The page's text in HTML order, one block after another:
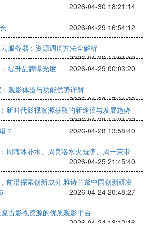
2026-04-30 18:21:14
2026-04-29 16:54:12
服务器：资源调度方法全解析
2026-04-29 17:01:59
提升品牌曝光度
2026-04-29 00:03:20
观影体验与功能优势详解
2026-04-28 17:34:33
新时代影视资源获取的新途径与发展趋势
2026-04-28 17:21:32
？
2026-04-28 13:58:40
周海冰补水、周良洛水火既济、周一茉带
2026-04-25 21:45:40
前沿探索创新成分 雅诗兰黛中国创新研发
2026-04-24 20:48:27
古影视资源的优质观影平台
2026-04-24 18:12:16